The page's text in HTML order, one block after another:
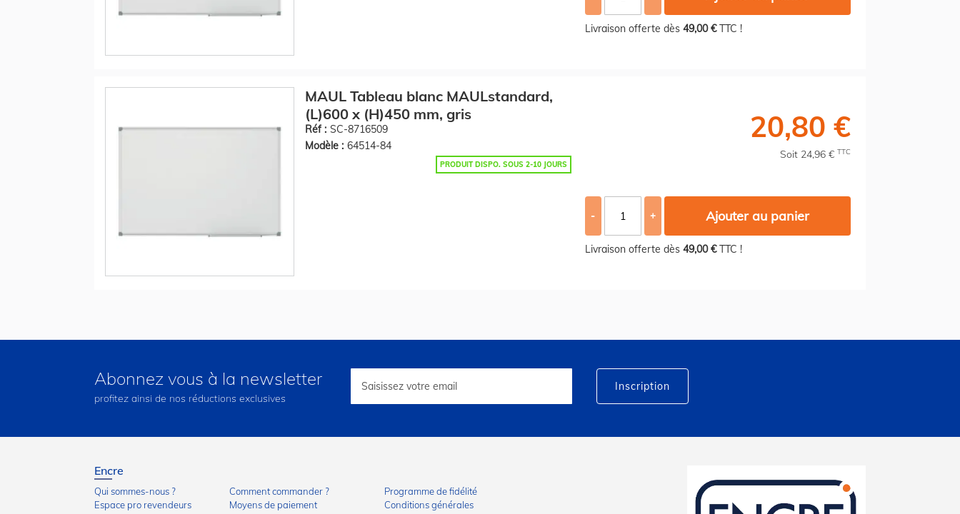
Livraison offerte dès 49,00 €TTC !
MAUL Tableau blanc MAULstandard,
(L)600 x (H)450 mm, gris
Réf : SC-8716509
Modèle : 64514-84
PRODUIT DISPO. SOUS 2-10 JOURS
20,80 €
Soit 24,96 € TTC
- + Ajouter au panier
Livraison offerte dès 49,00 €TTC !
Abonnez vous à la newsletter
profitez ainsi de nos réductions exclusives
lettre
Inscription
Encre
Qui sommes-nous ?
Espace pro revendeurs
Comment commander ?
Moyens de paiement
Programme de fidélité
Conditions générales